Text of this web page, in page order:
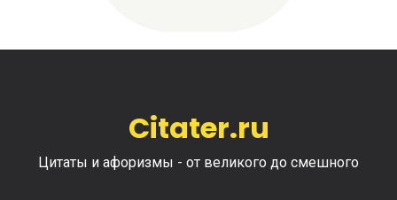
Citater.ru
Цитаты и афоризмы - от великого до смешного